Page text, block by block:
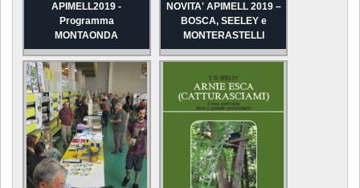
APIMELL2019 -
Programma
MONTAONDA
NOVITA' APIMELL 2019 –
BOSCA, SEELEY e
MONTERASTELLI